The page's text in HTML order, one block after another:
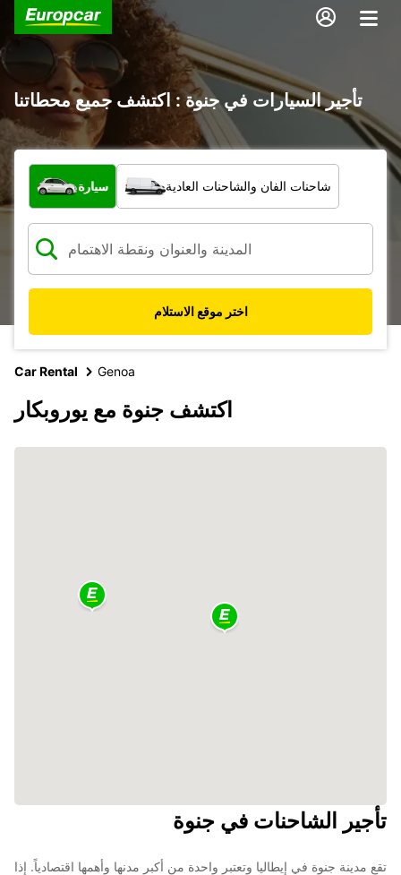
تأجير السيارات في جنوة : اكتشف جميع محطاتنا
ما نوع المركبة؟
سيارة شاحنات الفان والشاحنات العادية
اختر موقع الاستلام
Car Rental Genoa
اكتشف جنوة مع يوروبكار
تأجير الشاحنات في جنوة
تقع مدينة جنوة في إيطاليا وتعتبر واحدة من أكبر مدنها وأهمها اقتصادياً. إذا